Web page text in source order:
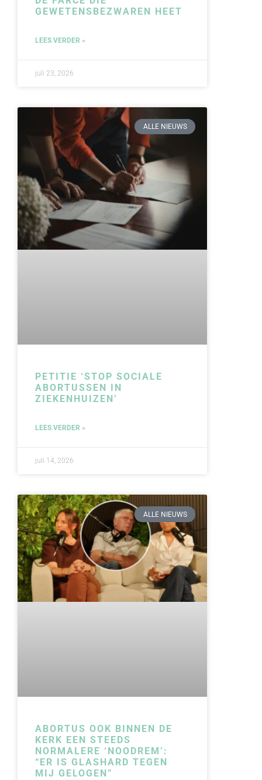
GEWETENSBEZWAREN HEET
LEES VERDER »
juli 23, 2026
ALLE NIEUWS
PETITIE ‘STOP SOCIALE
ABORTUSSEN IN
ZIEKENHUIZEN’
LEES VERDER »
juli 14, 2026
ALLE NIEUWS
ABORTUS OOK BINNEN DE
KERK EEN STEEDS
NORMALERE ‘NOODREM’:
“ER IS GLASHARD TEGEN
MIJ GELOGEN”